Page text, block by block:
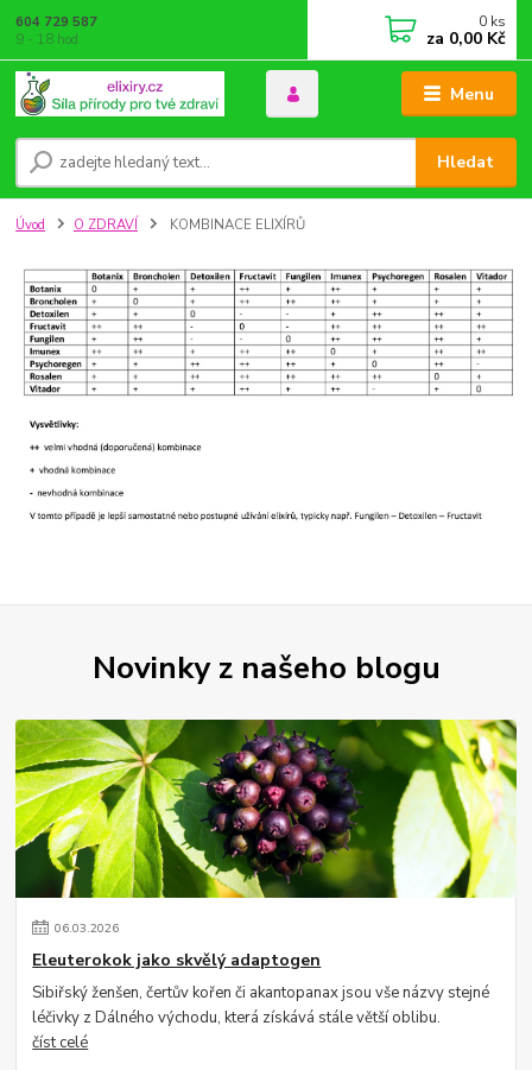
Menu
Hledat
604 729 587
9 - 18 hod
0 ks
za 0,00 Kč
Úvod O ZDRAVÍ KOMBINACE ELIXÍRŮ
Novinky z našeho blogu
06.03.2026
Eleuterokok jako skvělý adaptogen
Sibiřský ženšen, čertův kořen či akantopanax jsou vše názvy stejné
léčivky z Dálného východu, která získává stále větší oblibu.
číst celé